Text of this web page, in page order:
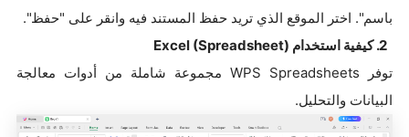
باسم". اختر الموقع الذي تريد حفظ المستند فيه وانقر على "حفظ".
توفر WPS Spreadsheets مجموعة شاملة من أدوات معالجة
البيانات والتحليل.